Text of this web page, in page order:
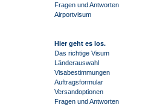
Fragen und Antworten
Airportvisum
Hier geht es los.
Das richtige Visum
Länderauswahl
Visabestimmungen
Auftragsformular
Versandoptionen
Fragen und Antworten